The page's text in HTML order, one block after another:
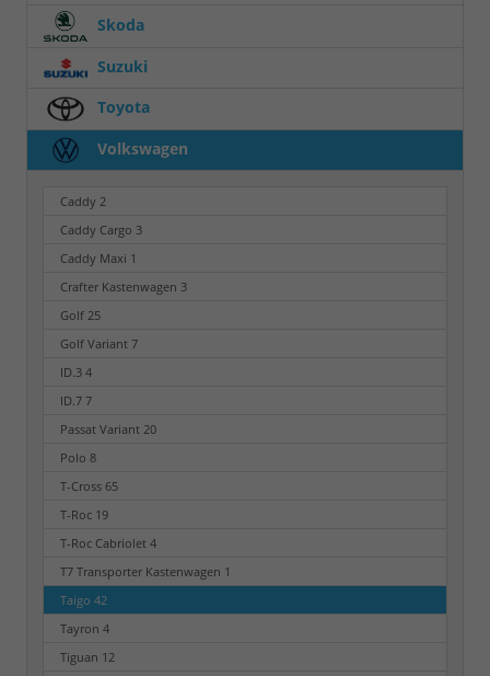
Skoda
Suzuki
Toyota
Volkswagen
Caddy 2
Caddy Cargo 3
Caddy Maxi 1
Crafter Kastenwagen 3
Golf 25
Golf Variant 7
ID.3 4
ID.7 7
Passat Variant 20
Polo 8
T-Cross 65
T-Roc 19
T-Roc Cabriolet 4
T7 Transporter Kastenwagen 1
Taigo 42
Tayron 4
Tiguan 12